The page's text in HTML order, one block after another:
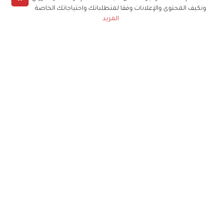
ونكيف المحتوى والإعلانات وفقا لمتطلباتك واحتياجاتك الخاصة
المزيد